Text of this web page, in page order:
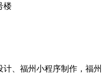
楼
、福州小程序制作，福州